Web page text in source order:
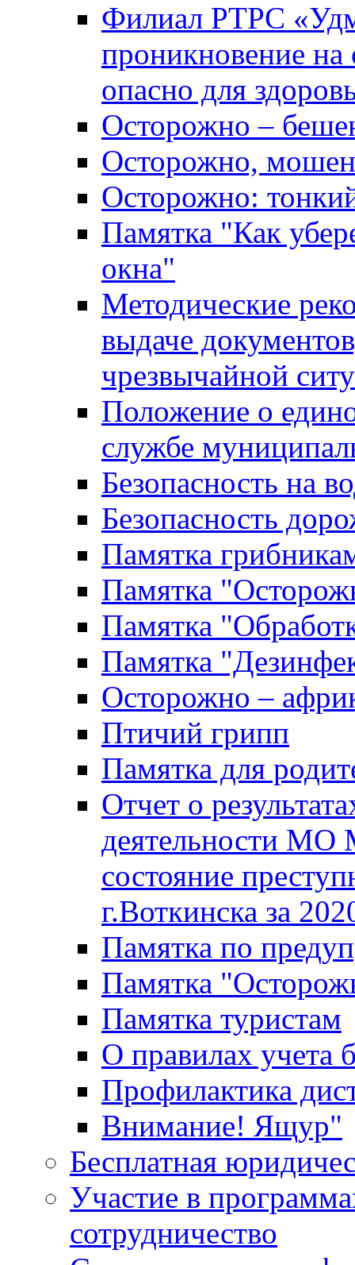
Филиал РТРС
проникновение на
опасно для
Осторожно –
Осторожно,
Осторожно:
Памятка "Как
окна"
Методические
выдаче
чрезвычайной
Положение о
службе
Безопасность на
Безопасность
Памятка
Памятка
Памятка
Памятка
Осторожно –
Птичий грипп
Памятка для
Отчет о
деятельности МО
состояние
г.Воткинска за
Памятка по
Памятка
Памятка туристам
О правилах учета
Профилактика
Внимание! Ящур"
Бесплатная
Участие в
сотрудничество